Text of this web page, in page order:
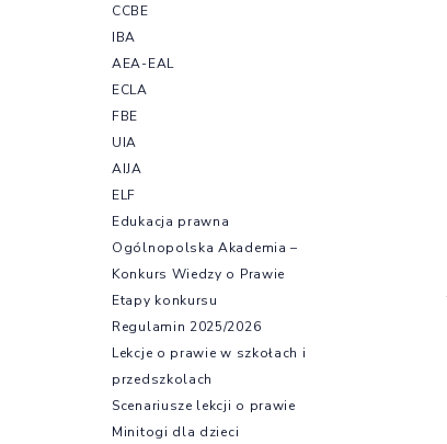
CCBE
IBA
AEA-EAL
ECLA
FBE
UIA
AIJA
ELF
Edukacja prawna
Ogólnopolska Akademia –
Konkurs Wiedzy o Prawie
Etapy konkursu
Regulamin 2025/2026
Lekcje o prawie w szkołach i
przedszkolach
Scenariusze lekcji o prawie
Minitogi dla dzieci